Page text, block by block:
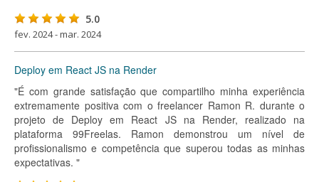
5.0
fev. 2024 - mar. 2024
Deploy em React JS na Render
"É com grande satisfação que compartilho minha experiência
extremamente positiva com o freelancer Ramon R. durante o
projeto de Deploy em React JS na Render, realizado na
plataforma 99Freelas. Ramon demonstrou um nível de
profissionalismo e competência que superou todas as minhas
expectativas. "